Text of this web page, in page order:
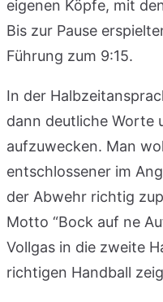
eigenen Köpfe, mit
Bis zur Pause
Führung zum 9:15.
In der
dann deutliche Worte
aufzuwecken. Man
entschlossener im
der Abwehr richtig
Motto “Bock auf ne
Vollgas in die zweite
richtigen Handball